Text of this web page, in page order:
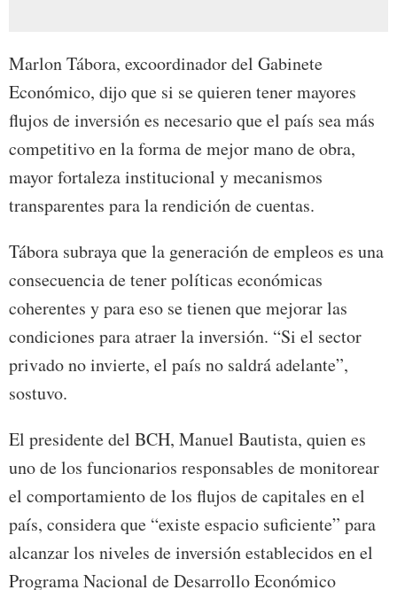
Marlon Tábora, excoordinador del Gabinete
Económico, dijo que si se quieren tener mayores
flujos de inversión es necesario que el país sea más
competitivo en la forma de mejor mano de obra,
mayor fortaleza institucional y mecanismos
transparentes para la rendición de cuentas.
Tábora subraya que la generación de empleos es una
consecuencia de tener políticas económicas
coherentes y para eso se tienen que mejorar las
condiciones para atraer la inversión. “Si el sector
privado no invierte, el país no saldrá adelante”,
sostuvo.
El presidente del BCH, Manuel Bautista, quien es
uno de los funcionarios responsables de monitorear
el comportamiento de los flujos de capitales en el
país, considera que “existe espacio suficiente” para
alcanzar los niveles de inversión establecidos en el
Programa Nacional de Desarrollo Económico